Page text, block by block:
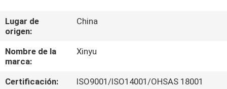
SHOW
SOBRE
NOSOTROS
Lugar de
origen:
China
Nombre de la
marca:
Xinyu
Certificación:
ISO9001/ISO14001/OHSAS 18001